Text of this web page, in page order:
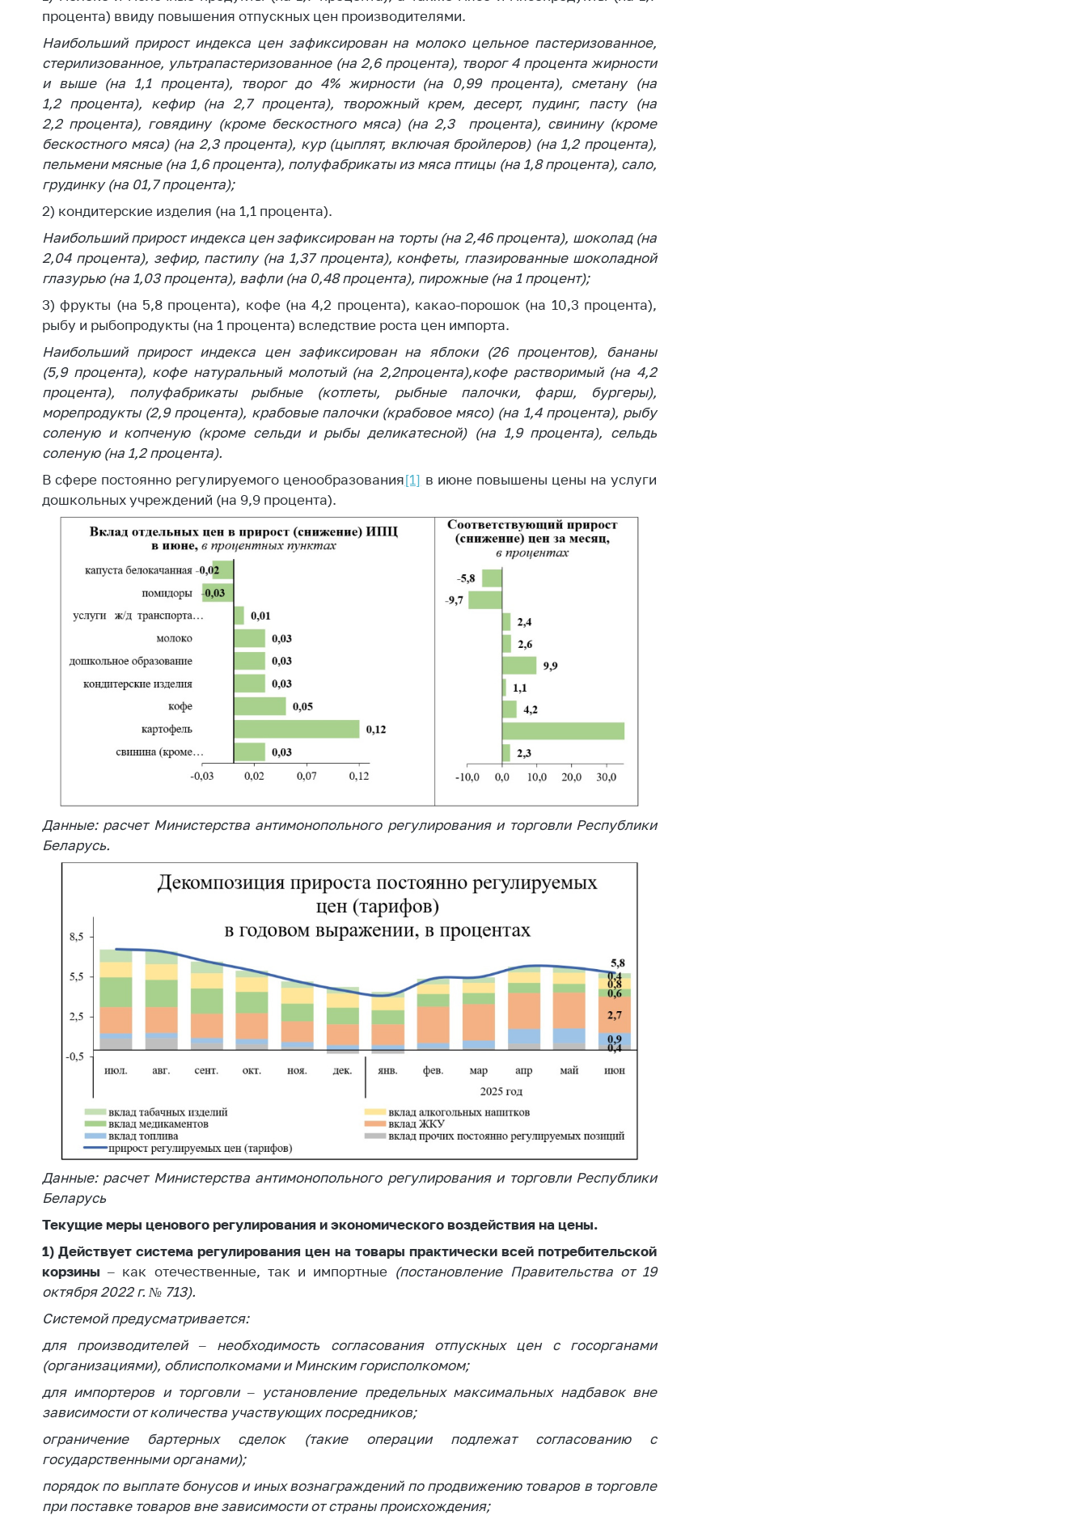
вопросам
антимонопольного
регулирования и
конкурентной
политики
процента) ввиду повышения отпускных цен производителями.
Наибольший прирост индекса цен зафиксирован на молоко цельное пастеризованное,
стерилизованное, ультрапастеризованное (на 2,6 процента), творог 4 процента жирности
и выше (на 1,1 процента), творог до 4% жирности (на 0,99 процента), сметану (на
1,2 процента), кефир (на 2,7 процента), творожный крем, десерт, пудинг, пасту (на
2,2 процента), говядину (кроме бескостного мяса) (на 2,3 процента), свинину (кроме
бескостного мяса) (на 2,3 процента), кур (цыплят, включая бройлеров) (на 1,2 процента),
пельмени мясные (на 1,6 процента), полуфабрикаты из мяса птицы (на 1,8 процента), сало,
грудинку (на 01,7 процента);
2) кондитерские изделия (на 1,1 процента).
Наибольший прирост индекса цен зафиксирован на торты (на 2,46 процента), шоколад (на
2,04 процента), зефир, пастилу (на 1,37 процента), конфеты, глазированные шоколадной
глазурью (на 1,03 процента), вафли (на 0,48 процента), пирожные (на 1 процент);
3) фрукты (на 5,8 процента), кофе (на 4,2 процента), какао-порошок (на 10,3 процента),
рыбу и рыбопродукты (на 1 процента) вследствие роста цен импорта.
Наибольший прирост индекса цен зафиксирован на яблоки (26 процентов), бананы
(5,9 процента), кофе натуральный молотый (на 2,2процента),кофе растворимый (на 4,2
процента), полуфабрикаты рыбные (котлеты, рыбные палочки, фарш, бургеры),
морепродукты (2,9 процента), крабовые палочки (крабовое мясо) (на 1,4 процента), рыбу
соленую и копченую (кроме сельди и рыбы деликатесной) (на 1,9 процента), сельдь
соленую (на 1,2 процента).
В сфере постоянно регулируемого ценообразования[1] в июне повышены цены на услуги
дошкольных учреждений (на 9,9 процента).
Данные: расчет Министерства антимонопольного регулирования и торговли Республики
Беларусь.
Данные: расчет Министерства антимонопольного регулирования и торговли Республики
Беларусь
Текущие меры ценового регулирования и экономического воздействия на цены.
1) Действует система регулирования цен на товары практически всей потребительской
корзины – как отечественные, так и импортные (постановление Правительства от 19
октября 2022 г. № 713).
Системой предусматривается:
для производителей – необходимость согласования отпускных цен с госорганами
(организациями), облисполкомами и Минским горисполкомом;
для импортеров и торговли – установление предельных максимальных надбавок вне
зависимости от количества участвующих посредников;
ограничение бартерных сделок (такие операции подлежат согласованию с
государственными органами);
порядок по выплате бонусов и иных вознаграждений по продвижению товаров в торговле
при поставке товаров вне зависимости от страны происхождения;